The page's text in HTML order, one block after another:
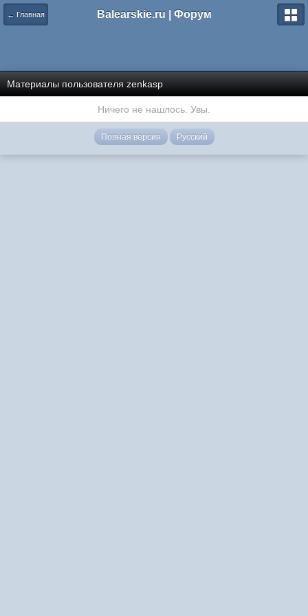
← Главная Balearskie.ru | Форум
Материалы пользователя zenkasp
Ничего не нашлось. Увы.
Полная версия Русский